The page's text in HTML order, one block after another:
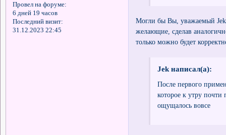
Провел на форуме:
6 дней 19 часов
Последний визит:
31.12.2023 22:45
Могли бы Вы, уважаемый
желающие, сделав
только можно будет
Jek написал(а):
После первого
которое к утру
ощущалось вовсе